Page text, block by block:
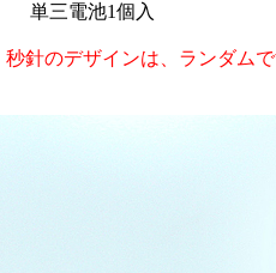
単三電池1個入
針のデザインは、ランダム